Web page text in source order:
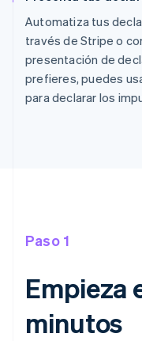
Automatiza tus
través de Stripe o
presentación de
prefieres, puedes
para declarar los
Paso 1
Empieza
minutos